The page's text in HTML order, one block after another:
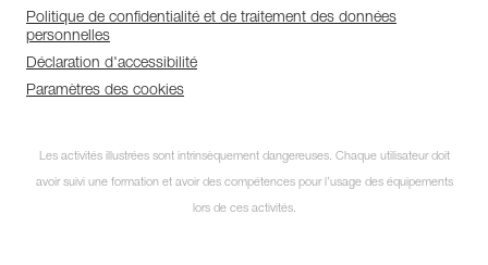
Politique de confidentialité et de traitement des données
personnelles
Déclaration d'accessibilité
Paramètres des cookies
Les activités illustrées sont intrinsèquement dangereuses. Chaque utilisateur doit
avoir suivi une formation et avoir des compétences pour l’usage des équipements
lors de ces activités.